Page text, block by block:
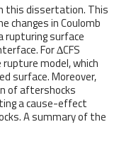
this dissertation. This
changes in Coulomb
rupturing surface
For ∆CFS
model, which
surface. Moreover,
of aftershocks
a cause-effect
A summary of the